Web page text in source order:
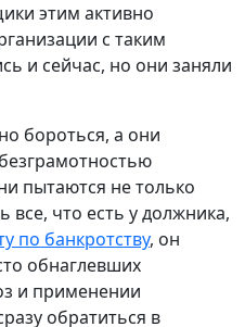
этим активно
с таким
и сейчас, но они заняли
бороться, а они
пытаются не только
все, что есть у должника,
по банкротству, он
обнаглевших
и применении
обратиться в